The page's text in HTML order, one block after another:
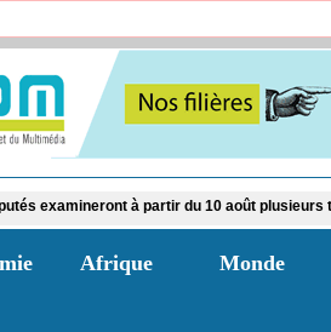
à partir du 10 août plusieurs textes
Afrique Monde